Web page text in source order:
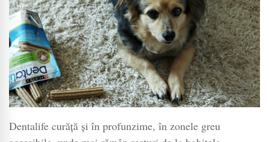
Dentalife curăță și în profunzime, în zonele greu